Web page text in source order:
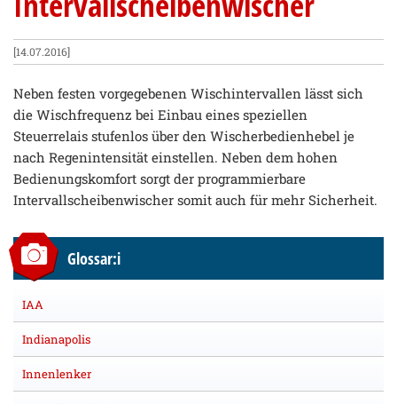
[14.07.2016]
Neben festen vorgegebenen Wischintervallen lässt sich
die Wischfrequenz bei Einbau eines speziellen
Steuerrelais stufenlos über den Wischerbedienhebel je
nach Regenintensität einstellen. Neben dem hohen
Bedienungskomfort sorgt der programmierbare
Intervallscheibenwischer somit auch für mehr Sicherheit.
Glossar:i
IAA
Indianapolis
Innenlenker